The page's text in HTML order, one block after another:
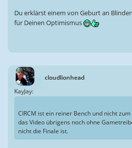
Du erklärst einem von Geburt an
für Deinen Optimismus
cloudlionhead
KayJay:
CIRCM ist ein reiner Bench und nicht
das Video übrigens noch ohne
nicht die Finale ist.